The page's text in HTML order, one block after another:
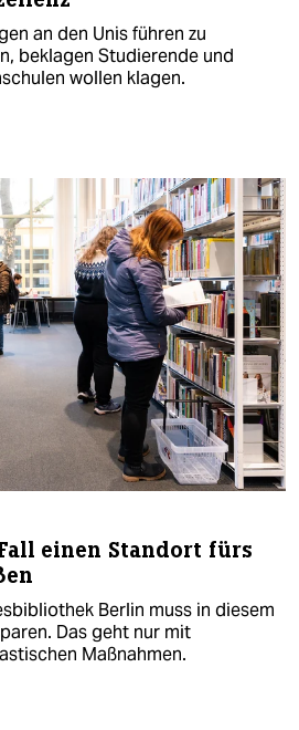
an den Unis führen zu
beklagen Studierende und
wollen klagen.
einen Standort fürs
Berlin muss in diesem
Das geht nur mit
Maßnahmen.